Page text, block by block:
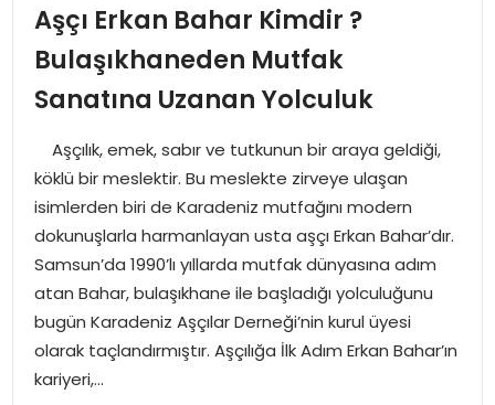
İDEAL YAŞAM
İDEAL SPOR
YAŞAM
MAGAZIN
SAĞLIK
SOSYAL HABER
Aşçı Erkan Bahar Kimdir ?
Bulaşıkhaneden Mutfak
Sanatına Uzanan Yolculuk
Aşçılık, emek, sabır ve tutkunun bir araya geldiği,
köklü bir meslektir. Bu meslekte zirveye ulaşan
isimlerden biri de Karadeniz mutfağını modern
dokunuşlarla harmanlayan usta aşçı Erkan Bahar’dır.
Samsun’da 1990’lı yıllarda mutfak dünyasına adım
atan Bahar, bulaşıkhane ile başladığı yolculuğunu
bugün Karadeniz Aşçılar Derneği’nin kurul üyesi
olarak taçlandırmıştır. Aşçılığa İlk Adım Erkan Bahar’ın
kariyeri,…